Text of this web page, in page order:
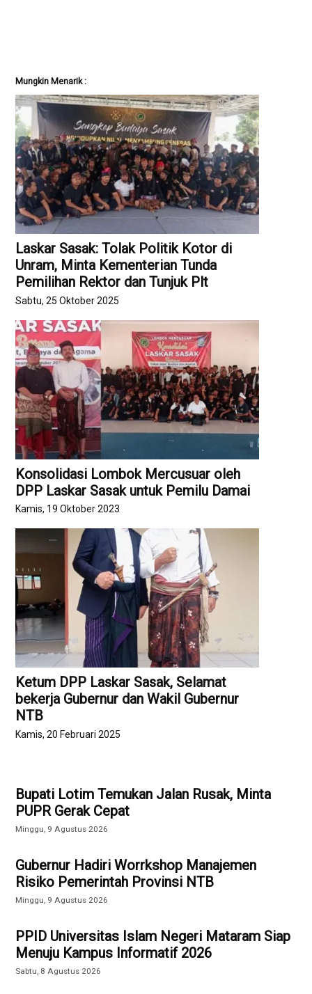
Mungkin Menarik :
Laskar Sasak: Tolak Politik Kotor di
Unram, Minta Kementerian Tunda
Pemilihan Rektor dan Tunjuk Plt
Sabtu, 25 Oktober 2025
Konsolidasi Lombok Mercusuar oleh
DPP Laskar Sasak untuk Pemilu Damai
Kamis, 19 Oktober 2023
Ketum DPP Laskar Sasak, Selamat
bekerja Gubernur dan Wakil Gubernur
NTB
Kamis, 20 Februari 2025
Bupati Lotim Temukan Jalan Rusak, Minta
PUPR Gerak Cepat
Minggu, 9 Agustus 2026
Gubernur Hadiri Worrkshop Manajemen
Risiko Pemerintah Provinsi NTB
Minggu, 9 Agustus 2026
PPID Universitas Islam Negeri Mataram Siap
Menuju Kampus Informatif 2026
Sabtu, 8 Agustus 2026